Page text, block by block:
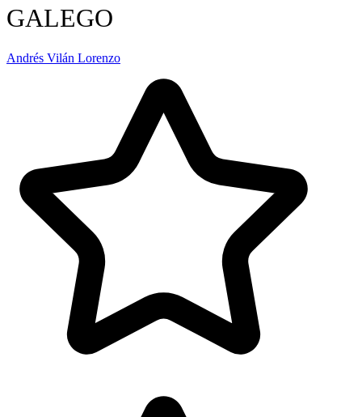
GALEGO
Andrés Vilán Lorenzo